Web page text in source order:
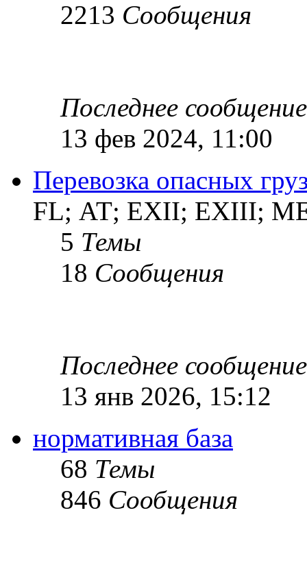
2213 Сообщения
Последнее сообщение
13 фев 2024, 11:00
Перевозка опасных
FL; АТ; EXII; EXIII;
5 Темы
18 Сообщения
Последнее сообщение
13 янв 2026, 15:12
нормативная база
68 Темы
846 Сообщения